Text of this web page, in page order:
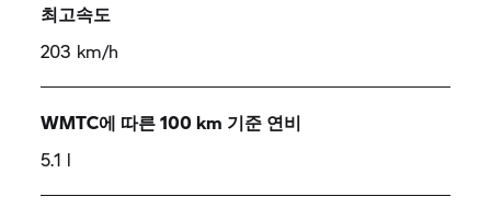
최고속도
203 km/h
WMTC에 따른 100 km 기준 연비
5.1 l